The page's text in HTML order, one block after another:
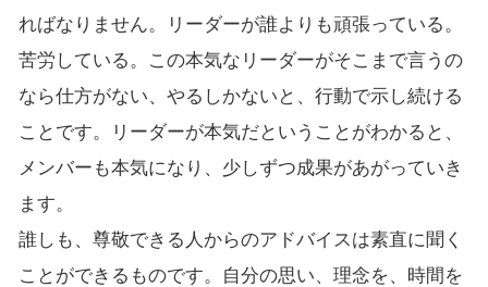
ればなりません。リーダーが誰よりも頑張っている。
苦労している。この本気なリーダーがそこまで言うの
なら仕方がない、やるしかないと、行動で示し続ける
ことです。リーダーが本気だということがわかると、
メンバーも本気になり、少しずつ成果があがっていき
ます。
誰しも、尊敬できる人からのアドバイスは素直に聞く
ことができるものです。自分の思い、理念を、時間を